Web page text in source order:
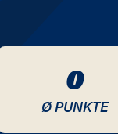
0
Ø PUNKTE